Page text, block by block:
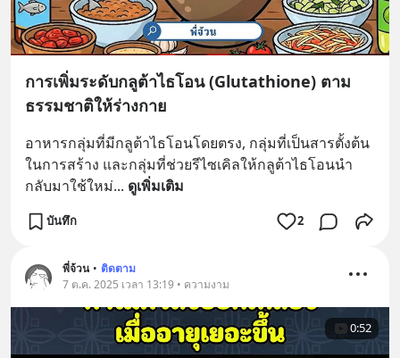
การเพิ่มระดับกลูต้าไธโอน (Glutathione) ตาม
ธรรมชาติให้ร่างกาย
อาหารกลุ่มที่มีกลูต้าไธโอนโดยตรง, กลุ่มที่เป็นสารตั้งต้น
ในการสร้าง และกลุ่มที่ช่วยรีไซเคิลให้กลูต้าไธโอนนำ
กลับมาใช้ใหม่... ดูเพิ่มเติม
บันทึก 2
พี่จ้วน • ติดตาม
7 ต.ค. 2025 เวลา 13:19 • ความงาม
0:52